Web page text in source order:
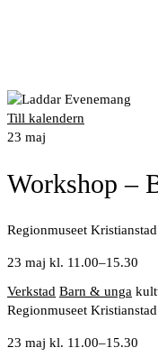
Till kalendern
23 maj
Workshop –
Regionmuseet Kristianstad
23 maj kl. 11.00–15.30
Verkstad Barn & unga
Regionmuseet Kristianstad
23 maj kl. 11.00–15.30